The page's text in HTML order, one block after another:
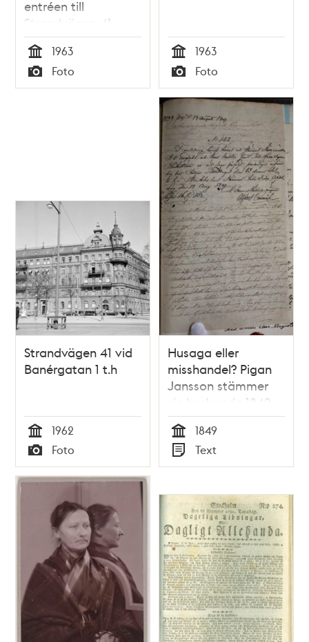
entréen till
Strandvägen 41
Tid
1963
Typ
Foto Tid
1963
Typ
Foto
Strandvägen 41 vid
Banérgatan 1 t.h
Tid
1962
Typ
Foto
Husaga eller
misshandel? Pigan
Jansson stämmer
sin husbonde 1849
Tid
1849
Typ
Text